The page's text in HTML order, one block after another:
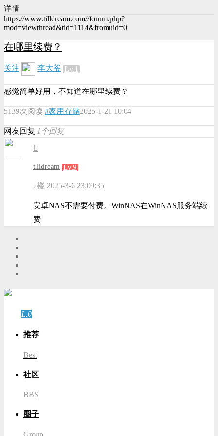
详情
https://www.tilldream.com//forum.php?
mod=viewthread&tid=1114&fromuid=0
在哪里续费？
关注 李大爷 Lv.1
感觉简单好用，不知道在哪里续费？
5139次阅读 #家用存储2025-1-21 10:04
网友回复 1个回复
tilldream Lv.9
2楼 2025-3-6 23:09:35
安卓NAS不需要付费。WinNAS在WinNAS服务端续
费
L.0
推荐
Best
社区
BBS
圈子
Group